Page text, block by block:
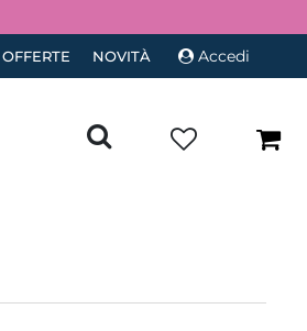
OFFERTE NOVITÀ Accedi